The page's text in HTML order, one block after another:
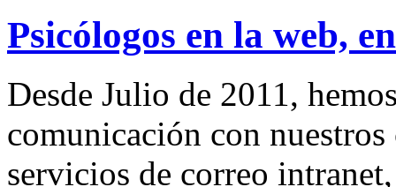
Psicólogos en la web,
Desde Julio de 2011,
comunicación con
servicios de correo